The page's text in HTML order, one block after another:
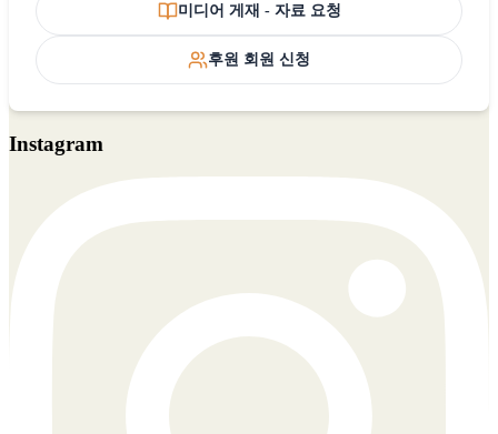
미디어 게재 - 자료 요청
후원 회원 신청
Instagram